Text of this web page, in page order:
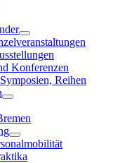
Konferenzen
Reihen